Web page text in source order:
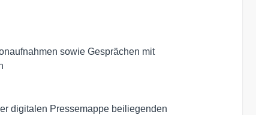
sowie Gesprächen mit
digitalen Pressemappe beiliegenden